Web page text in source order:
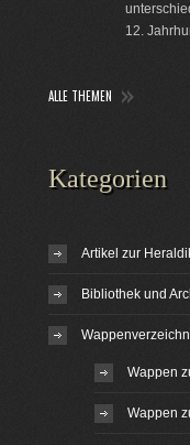
12.
ALLE THEMEN
Kategorien
Artikel zur
Bibliothek und
Wappen
Wappen